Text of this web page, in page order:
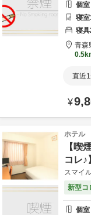
個室
寝室
寝具
青森
直近
¥
ホテル
【喫
コレ♪
スマイ
新型コ
個室